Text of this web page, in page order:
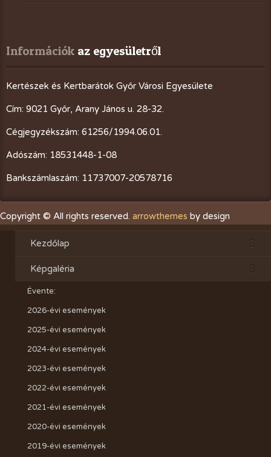
Információk az egyesületről
Kertészek és Kertbarátok Győr Városi Egyesülete
Cím: 9021 Győr, Arany János u. 28-32.
Cégjegyzékszám: 61256/1994.06.01.
Adószám: 18531448-1-08
Bankszámlaszám: 11737007-20578716
Copyright © All rights reserved. arrowthemes by design
Kezdőlap
Képgaléria
Évente:
2026-évi események
2025-évi események
2024-évi események
2023-évi események
2022-évi események
2021-évi események
2020-évi események
2019-évi események